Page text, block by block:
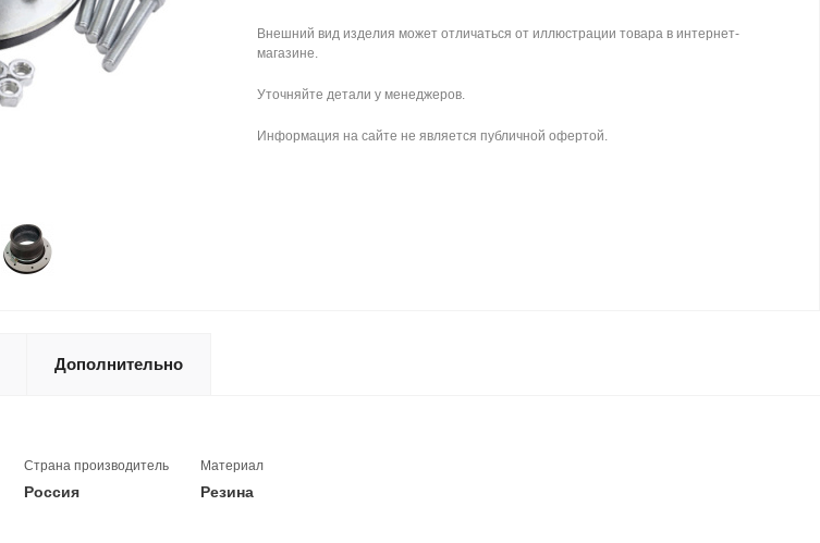
Внешний вид изделия может отличаться от иллюстрации товара в интернет-
магазине.
Уточняйте детали у менеджеров.
Информация на сайте не является публичной офертой.
Дополнительно
Страна производитель
Россия
Материал
Резина